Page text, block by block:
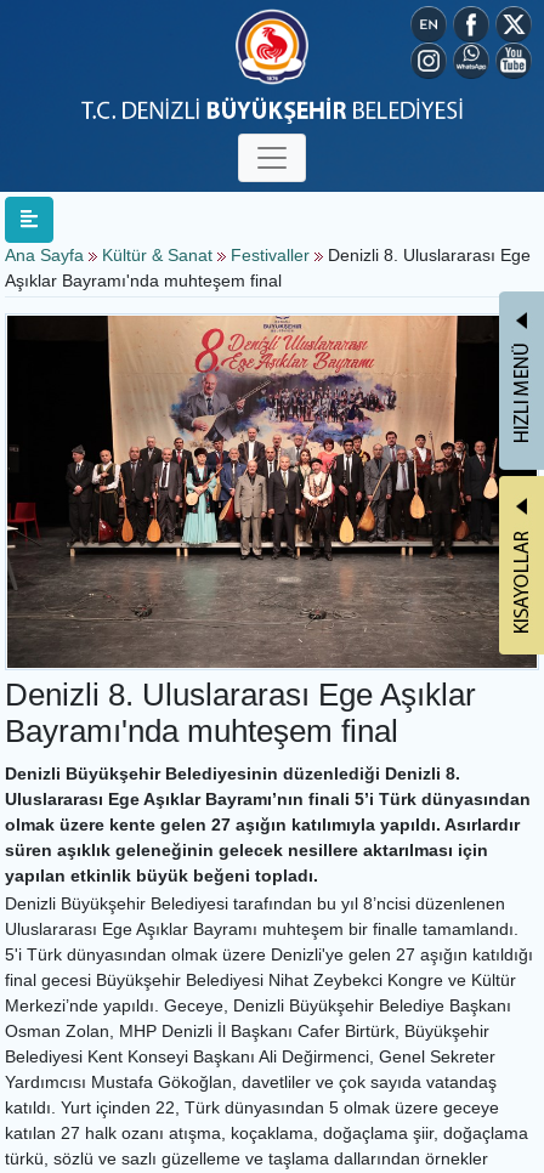
Ana Sayfa Kültür & Sanat Festivaller
Denizli 8. Uluslararası Ege
Aşıklar Bayramı'nda muhteşem final
Denizli 8. Uluslararası Ege Aşıklar
Bayramı'nda muhteşem final
Denizli Büyükşehir Belediyesinin düzenlediği Denizli 8.
Uluslararası Ege Aşıklar Bayramı’nın finali 5’i Türk dünyasından
olmak üzere kente gelen 27 aşığın katılımıyla yapıldı. Asırlardır
süren aşıklık geleneğinin gelecek nesillere aktarılması için
yapılan etkinlik büyük beğeni topladı.
Denizli Büyükşehir Belediyesi tarafından bu yıl 8’ncisi düzenlenen
Uluslararası Ege Aşıklar Bayramı muhteşem bir finalle tamamlandı.
5'i Türk dünyasından olmak üzere Denizli'ye gelen 27 aşığın katıldığı
final gecesi Büyükşehir Belediyesi Nihat Zeybekci Kongre ve Kültür
Merkezi’nde yapıldı. Geceye, Denizli Büyükşehir Belediye Başkanı
Osman Zolan, MHP Denizli İl Başkanı Cafer Birtürk, Büyükşehir
Belediyesi Kent Konseyi Başkanı Ali Değirmenci, Genel Sekreter
Yardımcısı Mustafa Gökoğlan, davetliler ve çok sayıda vatandaş
katıldı. Yurt içinden 22, Türk dünyasından 5 olmak üzere geceye
katılan 27 halk ozanı atışma, koçaklama, doğaçlama şiir, doğaçlama
türkü, sözlü ve sazlı güzelleme ve taşlama dallarından örnekler